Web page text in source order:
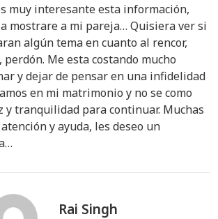
muy interesante esta información,
mostrare a mi pareja… Quisiera ver si
algún tema en cuanto al rencor,
Me esta costando mucho
y dejar de pensar en una infidelidad
en mi matrimonio y no se como
y tranquilidad para continuar. Muchas
y ayuda, les deseo un
Rai Singh